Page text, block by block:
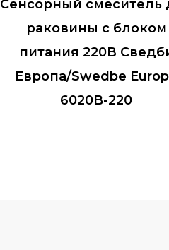
Сенсорный смеситель
раковины с блоком
питания 220В
Европа/Swedbe
6020B-220